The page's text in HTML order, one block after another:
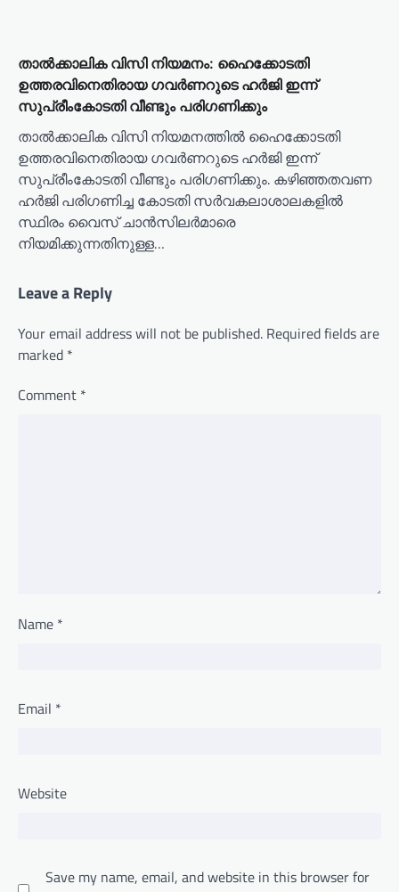
താല്‍ക്കാലിക വിസി നിയമനം: ഹൈക്കോടതി
ഉത്തരവിനെതിരായ ഗവര്‍ണറുടെ ഹര്‍ജി ഇന്ന്
സുപ്രീംകോടതി വീണ്ടും പരിഗണിക്കും
താല്‍ക്കാലിക വിസി നിയമനത്തില്‍ ഹൈക്കോടതി
ഉത്തരവിനെതിരായ ഗവര്‍ണറുടെ ഹര്‍ജി ഇന്ന്
സുപ്രീംകോടതി വീണ്ടും പരിഗണിക്കും. കഴിഞ്ഞതവണ
ഹര്‍ജി പരിഗണിച്ച കോടതി സര്‍വകലാശാലകളില്‍
സ്ഥിരം വൈസ് ചാന്‍സിലര്‍മാരെ
നിയമിക്കുന്നതിനുള്ള…
Leave a Reply
Your email address will not be published. Required fields are
marked *
Comment *
Name *
Email *
Website
Save my name, email, and website in this browser for